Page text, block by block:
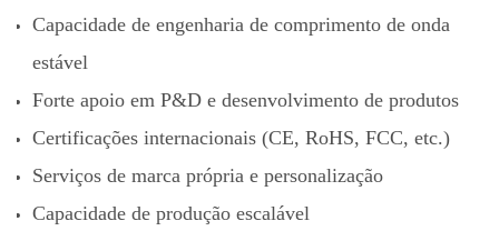
Capacidade de engenharia de comprimento de onda
estável
Forte apoio em P&D e desenvolvimento de produtos
Certificações internacionais (CE, RoHS, FCC, etc.)
Serviços de marca própria e personalização
Capacidade de produção escalável